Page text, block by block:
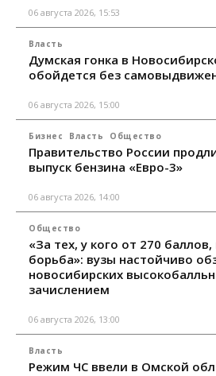
06 августа 2026, 15:53
Власть
Думская гонка в
обойдется без
06 августа 2026, 15:00
Бизнес Власть Общество
Правительство России
выпуск бензина «Евро-3»
06 августа 2026, 14:00
Общество
«За тех, у кого от 270
борьба»: вузы настойчиво
новосибирских
зачислением
06 августа 2026, 13:00
Власть
Режим ЧС ввели в Омской